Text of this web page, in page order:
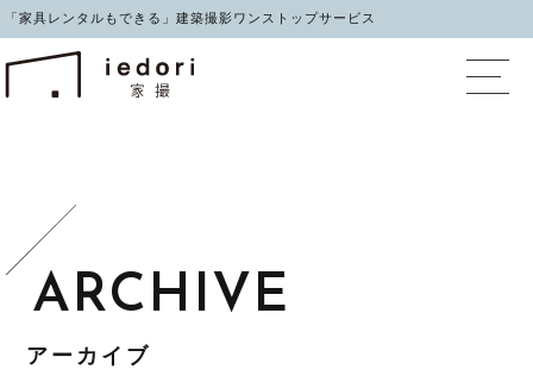
「家具レンタルもできる」建築撮影ワンストップサービス
イエドリ（家撮）家
アーカイブ